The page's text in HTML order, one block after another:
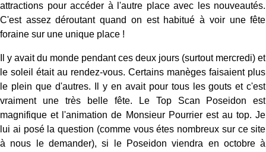
attractions pour accéder à l'autre place avec les nouveautés.
C'est assez déroutant quand on est habitué à voir une fête
foraine sur une unique place !
Il y avait du monde pendant ces deux jours (surtout mercredi) et
le soleil était au rendez-vous. Certains manèges faisaient plus
le plein que d'autres. Il y en avait pour tous les gouts et c'est
vraiment une très belle fête. Le Top Scan Poseidon est
magnifique et l'animation de Monsieur Pourrier est au top. Je
lui ai posé la question (comme vous étes nombreux sur ce site
à nous le demander), si le Poseidon viendra en octobre à